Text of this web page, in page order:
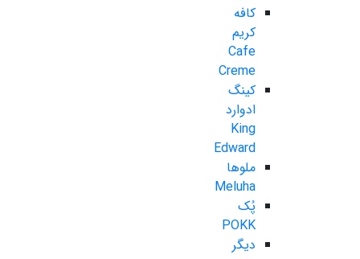
کافه
کریم
Cafe
Creme
کینگ
ادوارد
King
Edward
ملوها
Meluha
پُک
POKK
دیگر